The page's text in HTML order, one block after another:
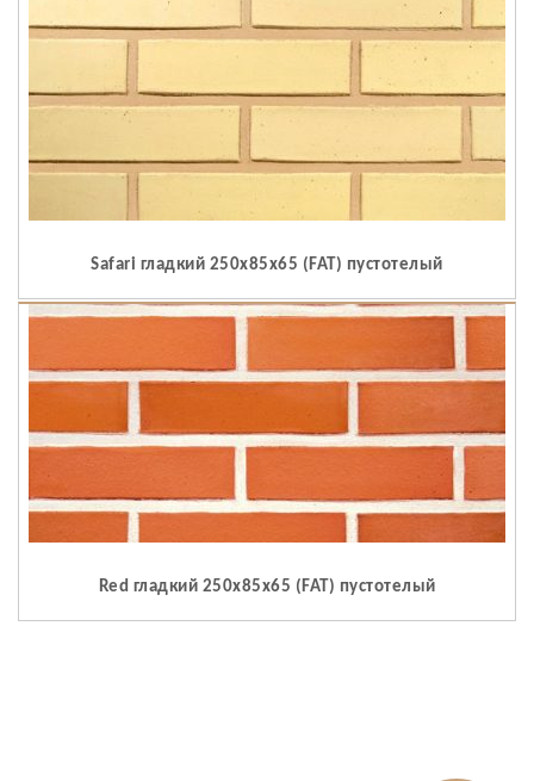
Safari гладкий 250x85x65 (FAT) пустотелый
Red гладкий 250x85x65 (FAT) пустотелый